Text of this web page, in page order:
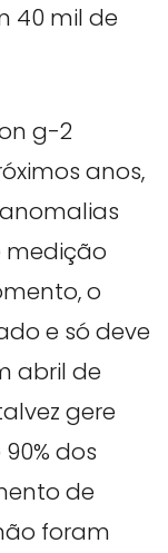
40 mil de
g-2
anos,
medição
o
e só deve
abril de
gere
dos
de
foram